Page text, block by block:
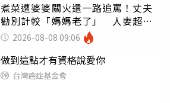
煮菜遭婆婆關火還一路追罵！丈夫
勸別計較「媽媽老了」 人妻超崩
潰：我像台傭
2026-08-08 09:06
做到這點才有資格說愛你
台灣癌症基金會